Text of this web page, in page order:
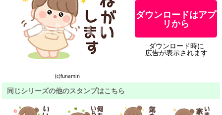
(c)funamin
ダウンロードはアプ
リから
ダウンロード時に
広告が表示されます
同じシリーズの他のスタンプはこちら